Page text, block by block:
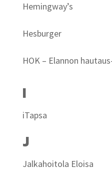
Hemingway’s
Hesburger
HOK – Elannon
I
iTapsa
J
Jalkahoitola Eloisa